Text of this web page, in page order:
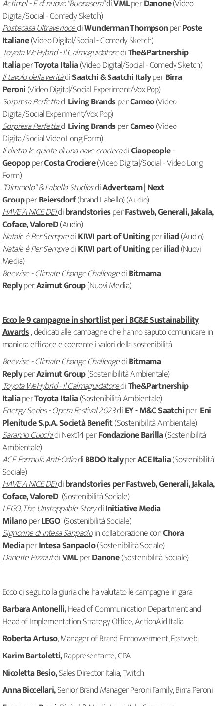
Actimel - E di nuovo "Buonasera"diVMLperDanone(Video
Digital/Social - Comedy Sketch)
Postecasa UltraverlocediWunderman ThompsonperPoste
Italiane(Video Digital/Social - Comedy Sketch)
Toyota WeHybrid - Il CalmaguidatorediThe&Partnership
ItaliaperToyota Italia(Video Digital/Social - Comedy Sketch)
Il tavolo della veritàdiSaatchi & Saatchi ItalyperBirra
Peroni(Video Digital/Social Experiment/Vox Pop)
Sorpresa PerfettadiLiving BrandsperCameo(Video
Digital/Social Experiment/Vox Pop)
Sorpresa PerfettadiLiving BrandsperCameo(Video
Digital/Social Video Long Form)
Il dietro le quinte di una nave crocieradiCiaopeople -
GeopopperCosta Crociere(Video Digital/Social - Video Long
Form)
"Dimmelo" & Labello StudiosdiAdverteam | Next
GroupperBeiersdorf(brand Labello) (Audio)
HAVE A NICE DEIdibrandstoriesperFastweb, Generali, Jakala,
Coface, ValoreD(Audio)
Natale è Per SemprediKIWI part of Unitingperiliad(Audio)
Natale è Per SemprediKIWI part of Unitingperiliad(Nuovi
Media)
Beewise - Climate Change ChallengediBitmama
ReplyperAzimut Group(Nuovi Media)
Ecco le 9 campagne in shortlist per i BC&E Sustainability
Awards, dedicati alle campagne che hanno saputo comunicare in
maniera efficace e coerente i valori della sostenibilità
Beewise - Climate Change ChallengediBitmama
ReplyperAzimut Group(Sostenibilità Ambientale)
Toyota WeHybrid - Il CalmaguidatorediThe&Partnership
ItaliaperToyota Italia(Sostenibilità Ambientale)
Energy Series - Opera Festival 2023diEY - M&C Saatchiper Eni
Plenitude S.p.A. Società Benefit(Sostenibilità Ambientale)
Saranno Cuochidi Next14 perFondazione Barilla(Sostenibilità
Ambientale)
ACE Formula Anti-OdiodiBBDO ItalyperACE Italia(Sostenibilità
Sociale)
HAVE A NICE DEIdibrandstories per Fastweb, Generali, Jakala,
Coface, ValoreD (Sostenibilità Sociale)
LEGO, The Unstoppable StorydiInitiative Media
MilanoperLEGO (Sostenibilità Sociale)
Signorine di Intesa Sanpaoloin collaborazione conChora
MediaperIntesa Sanpaolo(Sostenibilità Sociale)
Danette PizzautdiVMLperDanone(Sostenibilità Sociale)
Ecco di seguito la giuria che ha valutato le campagne in gara
Barbara Antonelli,Head of Communication Department and
Head of Implementation Strategy Office, ActionAid Italia
Roberta Artuso, Manager of Brand Empowerment, Fastweb
Karim Bartoletti,Rappresentante, CPA
Nicoletta Besio,Sales Director Italia, Twitch
Anna Biccellari,Senior Brand Manager Peroni Family, Birra Peroni